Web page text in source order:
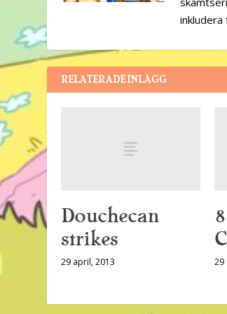
RELATERADE INLÄGG
Douchecan
strikes
29 april, 2013 29